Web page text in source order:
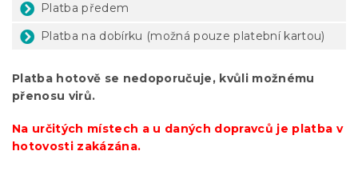
Platba předem
Platba na dobírku (možná pouze platební kartou)
Platba hotově se nedoporučuje, kvůli možnému
přenosu virů.
Na určitých místech a u daných dopravců je platba v
hotovosti zakázána.